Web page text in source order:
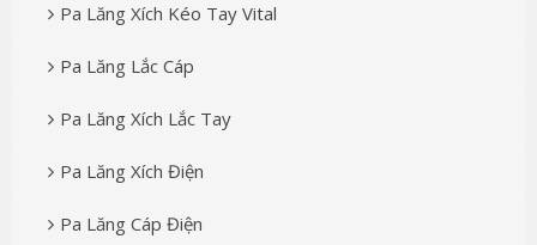
Pa Lăng Xích Kéo Tay Vital
Pa Lăng Lắc Cáp
Pa Lăng Xích Lắc Tay
Pa Lăng Xích Điện
Pa Lăng Cáp Điện